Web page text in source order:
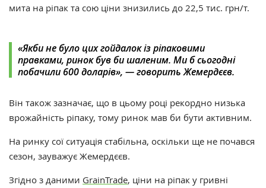
мита на ріпак та сою ціни знизились до 22,5 тис. грн/т.
«Якби не було цих гойдалок із ріпаковими
правками, ринок був би шаленим. Ми б сьогодні
побачили 600 доларів», — говорить Жемердєєв.
Він також зазначає, що в цьому році рекордно низька
врожайність ріпаку, тому ринок мав би бути активним.
На ринку сої ситуація стабільна, оскільки ще не почався
сезон, зауважує Жемердєєв.
Згідно з даними GrainTrade, ціни на ріпак у гривні